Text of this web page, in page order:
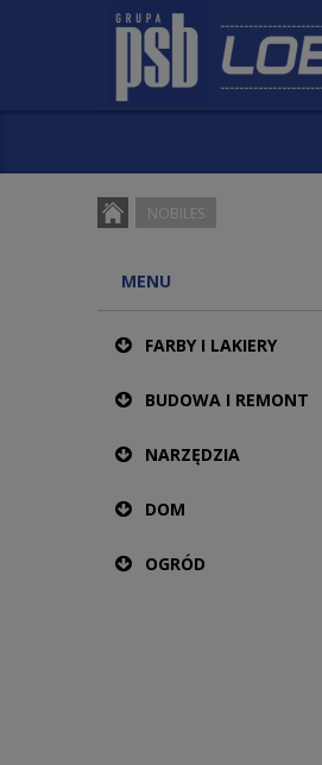
NOBILES
MENU
FARBY I LAKIERY
BUDOWA I REMONT
NARZĘDZIA
DOM
OGRÓD